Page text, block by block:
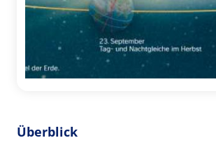
Überblick